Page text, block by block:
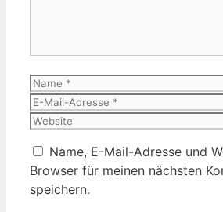
Name
Name, E-Mail-Adresse und
Browser für meinen nächsten
speichern.